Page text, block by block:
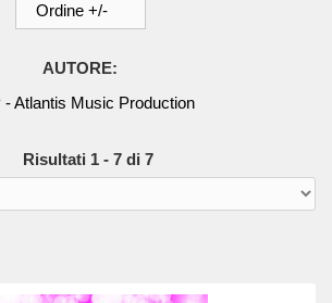
Ordine +/-
AUTORE:
- Atlantis Music Production
Risultati 1 - 7 di 7